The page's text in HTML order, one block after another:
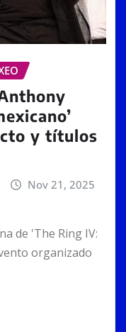
y títulos
Nov 21, 2025
de 'The Ring IV:
organizado